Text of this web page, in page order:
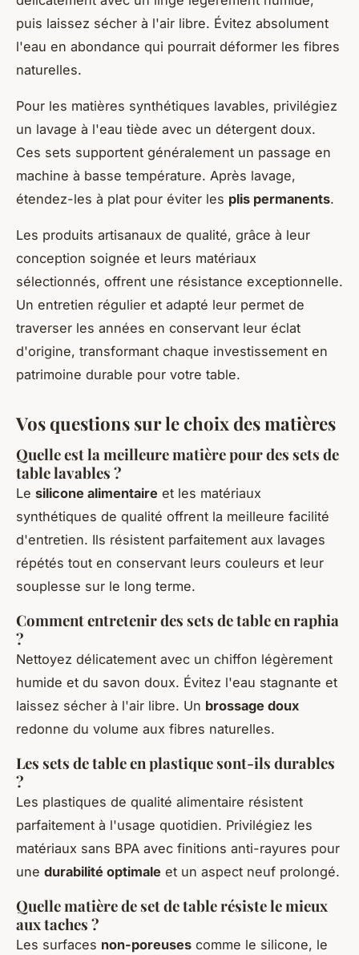
puis laissez sécher à l'air libre. Évitez absolument
l'eau en abondance qui pourrait déformer les fibres
naturelles.
Pour les matières synthétiques lavables, privilégiez
un lavage à l'eau tiède avec un détergent doux.
Ces sets supportent généralement un passage en
machine à basse température. Après lavage,
étendez-les à plat pour éviter les plis permanents.
Les produits artisanaux de qualité, grâce à leur
conception soignée et leurs matériaux
sélectionnés, offrent une résistance exceptionnelle.
Un entretien régulier et adapté leur permet de
traverser les années en conservant leur éclat
d'origine, transformant chaque investissement en
patrimoine durable pour votre table.
Vos questions sur le choix des matières
Quelle est la meilleure matière pour des sets de
table lavables ?
Le silicone alimentaire et les matériaux
synthétiques de qualité offrent la meilleure facilité
d'entretien. Ils résistent parfaitement aux lavages
répétés tout en conservant leurs couleurs et leur
souplesse sur le long terme.
Comment entretenir des sets de table en raphia
?
Nettoyez délicatement avec un chiffon légèrement
humide et du savon doux. Évitez l'eau stagnante et
laissez sécher à l'air libre. Un brossage doux
redonne du volume aux fibres naturelles.
Les sets de table en plastique sont-ils durables
?
Les plastiques de qualité alimentaire résistent
parfaitement à l'usage quotidien. Privilégiez les
matériaux sans BPA avec finitions anti-rayures pour
une durabilité optimale et un aspect neuf prolongé.
Quelle matière de set de table résiste le mieux
aux taches ?
Les surfaces non-poreuses comme le silicone, le